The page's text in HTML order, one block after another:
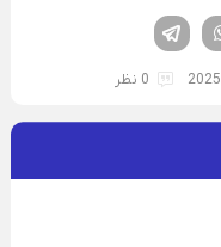
لینکدین
0 نظر